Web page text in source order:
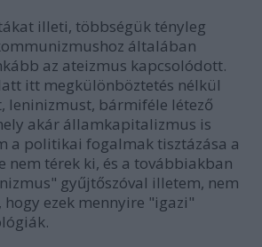
illeti, többségük tényleg
általában
az ateizmus kapcsolódott.
itt megkülönböztetés nélkül
leninizmust, bármiféle létező
akár államkapitalizmus is
a politikai fogalmak tisztázása a
nem térek ki, és a továbbiakban
gyűjtőszóval illetem, nem
ezek mennyire "igazi"